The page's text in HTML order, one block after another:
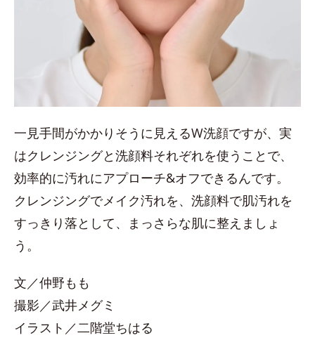
一見手間がかかりそうに見えるW洗顔ですが、実
はクレンジングと洗顔料それぞれを使うことで、
効率的に汚れにアプローチ&オフできるんです。
クレンジングでメイク汚れを、洗顔料で肌汚れを
すっきり落として、まっさらな肌に整えましょ
う。
文／仲野もも
撮影／武井メグミ
イラスト／二階堂ちはる